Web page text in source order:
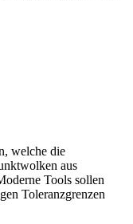
welche die
aus
Tools sollen
Toleranzgrenzen